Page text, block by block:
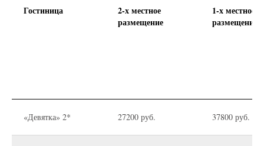
Гостиница
2-х местное
размещение
1-х местное
размещение
«Девятка» 2* 27200 руб. 37800 руб.